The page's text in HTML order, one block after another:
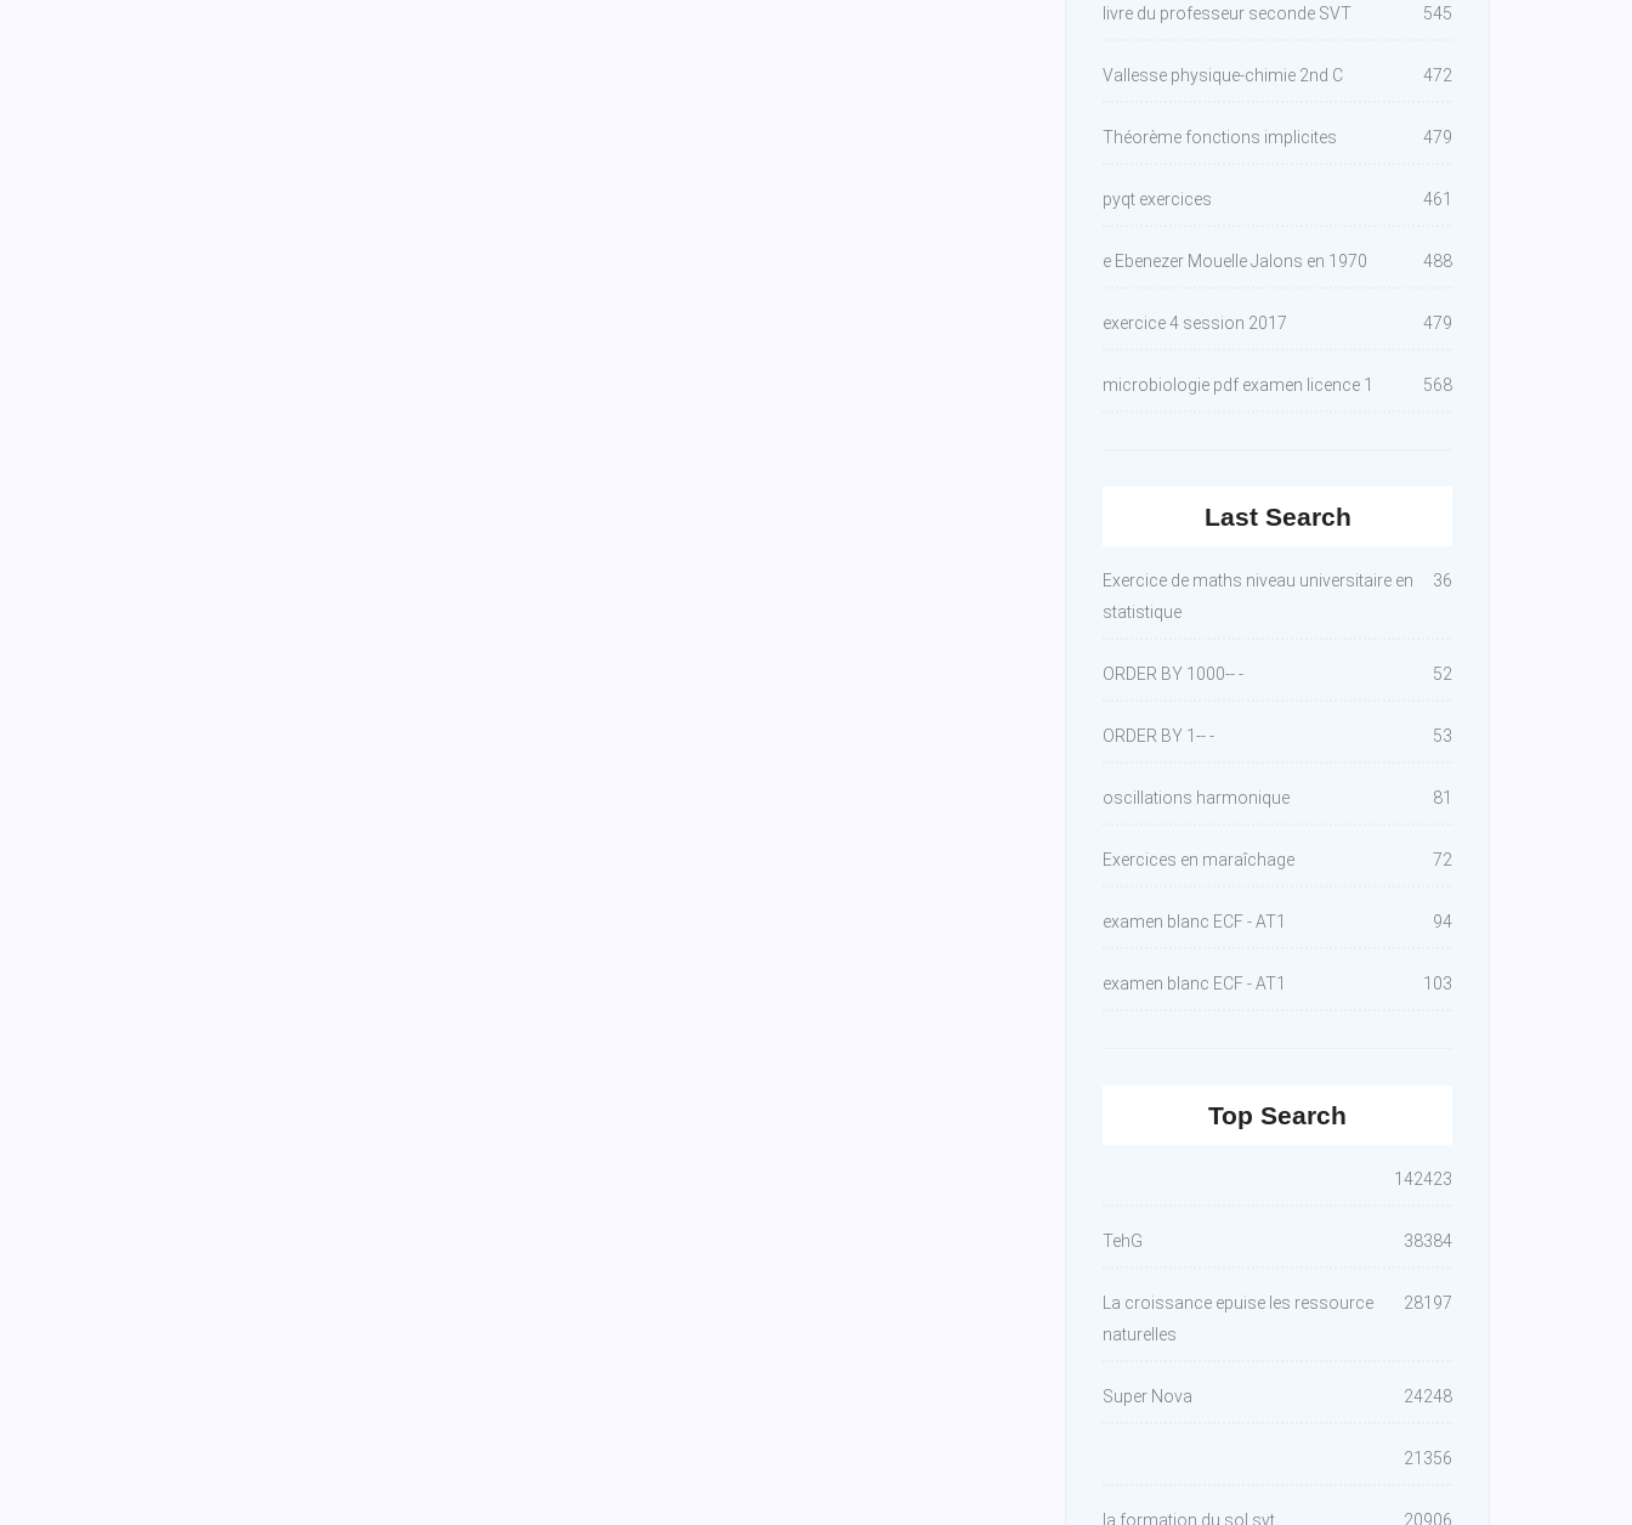
livre du professeur seconde SVT 545
Vallesse physique-chimie 2nd C 472
Théorème fonctions implicites 479
pyqt exercices 461
e Ebenezer Mouelle Jalons en 1970 488
exercice 4 session 2017 479
microbiologie pdf examen licence 1 568
Last Search
Exercice de maths niveau universitaire en
statistique
36
ORDER BY 1000-- - 52
ORDER BY 1-- - 53
oscillations harmonique 81
Exercices en maraîchage 72
examen blanc ECF - AT1 94
examen blanc ECF - AT1 103
Top Search
142423
TehG 38384
La croissance epuise les ressource
naturelles
28197
Super Nova 24248
21356
la formation du sol svt 20906